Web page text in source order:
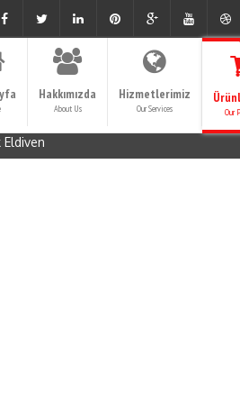
Hakkımızda
About Us
Hizmetlerimiz
Our Services Our